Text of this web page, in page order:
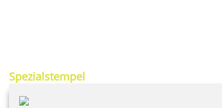
Spezialstempel